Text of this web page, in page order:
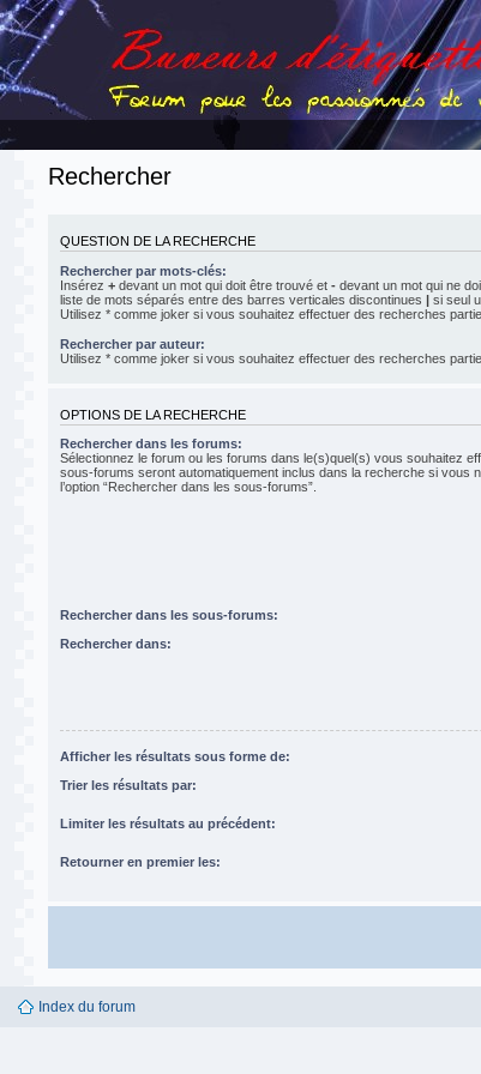
Rechercher
QUESTION DE LA RECHERCHE
Rechercher par mots-clés:
Insérez + devant un mot qui doit être trouvé et - devant un mot qui ne
liste de mots séparés entre des barres verticales discontinues | si seul
Utilisez * comme joker si vous souhaitez effectuer des recherches
Rechercher par auteur:
Utilisez * comme joker si vous souhaitez effectuer des recherches
OPTIONS DE LA RECHERCHE
Rechercher dans les forums:
Sélectionnez le forum ou les forums dans le(s)quel(s) vous souhaitez
sous-forums seront automatiquement inclus dans la recherche si vous
l’option “Rechercher dans les sous-forums”.
Rechercher dans les sous-forums:
Rechercher dans:
Afficher les résultats sous forme de:
Trier les résultats par:
Limiter les résultats au précédent:
Retourner en premier les:
Index du forum